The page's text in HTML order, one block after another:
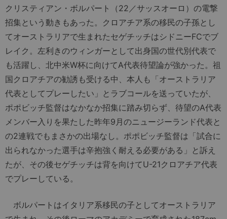
クリスティアン・ボルパート（22／サッスオーロ）の電撃
招集という動きもあった。クロアチア系の移民の子孫とし
てオーストラリアで生まれたセゲチッチはシドニーFCでブ
レイク。左利きのウィンガーとして出身国の世代別代表で
も活躍し、北中米W杯に向けてA代表待望論が強かった。祖
国クロアチアの勧誘も受ける中、本人も「オーストラリア
代表としてプレーしたい」とラブコールを送っていたが、
ポポビッチ監督はなかなか招集に踏み切らず、待望のA代表
メンバー入りを果たした昨年9月のニュージーランド代表と
の2連戦でもまさかの出場なし。ポポビッチ監督は「試合に
出られなかった選手は辛抱強く耐える必要がある」と訴え
たが、その後セゲチッチは背を向けてU-21クロアチア代表
でプレーしている。
ボルパートはイタリア系移民の子としてオーストラリア